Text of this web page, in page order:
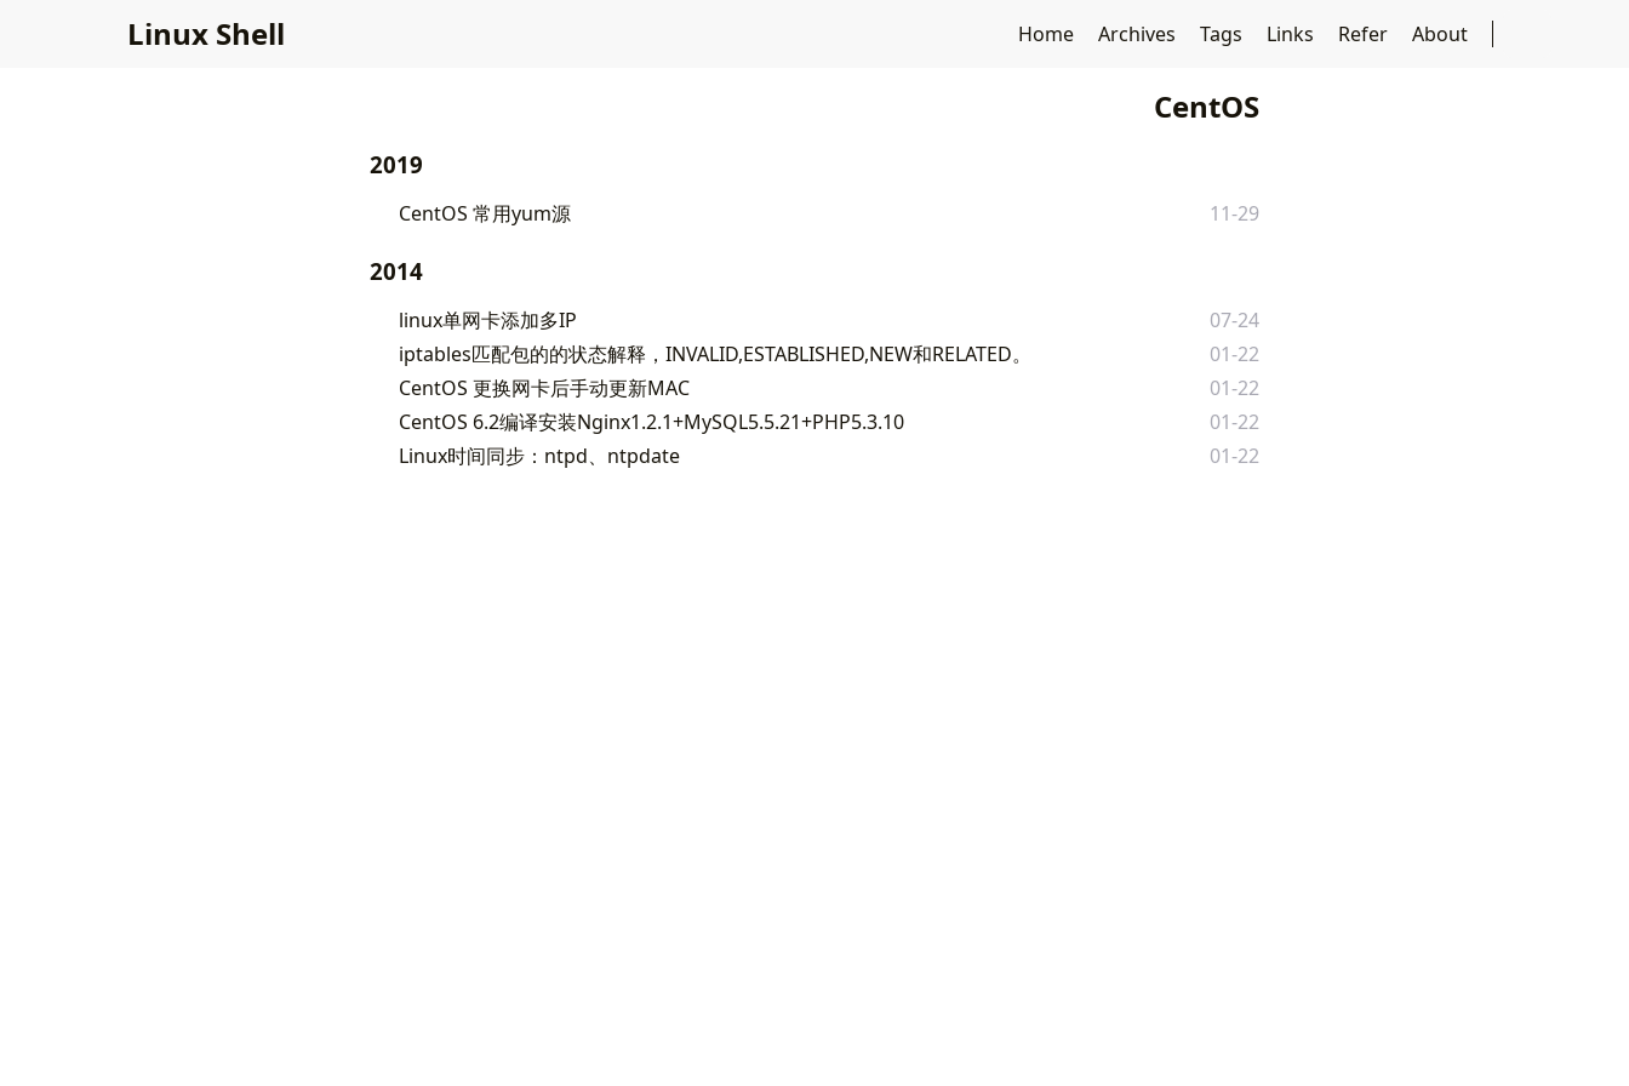
Linux Shell Home Archives Tags Links Refer About
CentOS
2019
CentOS 常用yum源 11-29
2014
linux单网卡添加多IP
07-24
iptables匹配包的的状态解释，INVALID,ESTABLISHED,NEW和RELATED。
01-22
CentOS 更换网卡后手动更新MAC
01-22
CentOS 6.2编译安装Nginx1.2.1+MySQL5.5.21+PHP5.3.10
01-22
Linux时间同步：ntpd、ntpdate
01-22